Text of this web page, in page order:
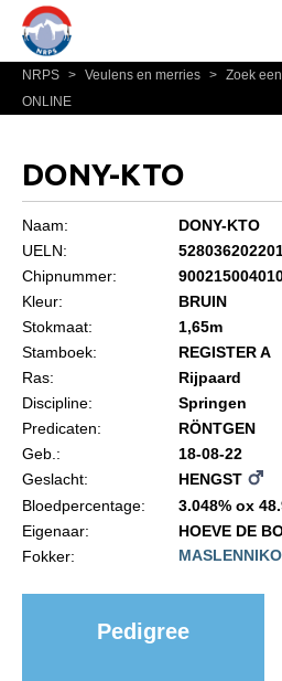
Home
Nieuws
Bestuur NRPS
Informatie
Statuten en reglementen
Algemeen
Paardenpaspoort aanvragen
Import registratie
Informatie overschrijven paspoort
NRPS > Veulens en merries > Zoek
ONLINE
DONY-KTO
Naam:
DONY-KTO
UELN:
Chipnummer:
Kleur:
BRUIN
Stokmaat:
1,65m
Stamboek:
REGISTER A
Ras:
Rijpaard
Discipline:
Springen
Predicaten:
RÖNTGEN
Geb.:
18-08-22
Geslacht:
HENGST
Bloedpercentage:
3.048% ox
Eigenaar:
HOEVE DE
Fokker:
Pedigree